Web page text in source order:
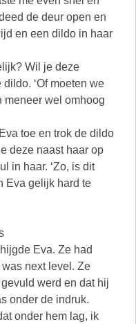
de deur open en
en een dildo in haar
Wil je deze
‘Of moeten we
meneer wel omhoog
toe en trok de dildo
deze naast haar op
in haar. ‘Zo, is dit
Eva gelijk hard te
Eva. Ze had
next level. Ze
werd en dat hij
onder de indruk.
onder hem lag, ik